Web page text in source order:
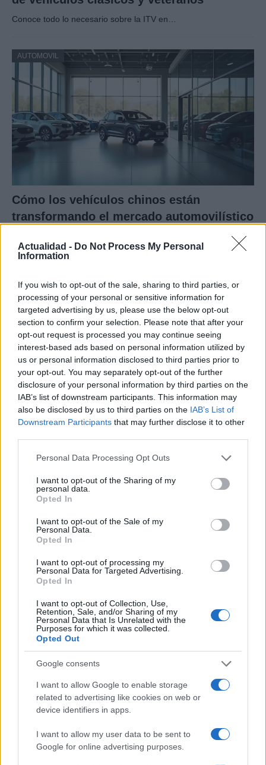
Actualidad - Do Not Process My Personal
Information
If you wish to opt-out of the sale, sharing to third parties, or
processing of your personal or sensitive information for
targeted advertising by us, please use the below opt-out
section to confirm your selection. Please note that after your
opt-out request is processed you may continue seeing
interest-based ads based on personal information utilized by
us or personal information disclosed to third parties prior to
your opt-out. You may separately opt-out of the further
disclosure of your personal information by third parties on the
IAB’s list of downstream participants. This information may
also be disclosed by us to third parties on the IAB’s List of
Downstream Participants that may further disclose it to other
Please note that this website/app uses one or more Google
not limited to your visit or usage behaviour. You may click to
grant or deny consent to Google and its third-party tags to
use your data for below specified purposes in below Google
consent section.
Personal Data Processing Opt Outs
I want to opt-out of the Sharing of my
personal data.
Opted In
I want to opt-out of the Sale of my
Personal Data.
Opted In
I want to opt-out of processing my
Personal Data for Targeted Advertising.
Opted In
I want to opt-out of Collection, Use,
Retention, Sale, and/or Sharing of my
Personal Data that Is Unrelated with the
Purposes for which it was collected.
Opted Out
Google consents
I want to allow Google to enable storage
related to advertising like cookies on web or
device identifiers in apps.
I want to allow my user data to be sent to
Google for online advertising purposes.
Conoce todo lo necesario sobre la ITV en…
AUTOMOVIL
Cómo los vehículos chinos están
transformando el mercado automovilístico
Los coches chinos están dominando el mercado español…
AUTOMOVIL
Con el objetivo de determinar cuáles son…
AUTOMOVIL
Compra tu coche de segunda mano en
Heycar
¿Estás pensando en renovar tu coche? Apostar por…
AUTOMOVIL